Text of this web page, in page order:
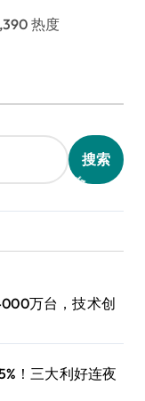
热度
搜索
万台，技术创
！三大利好连夜